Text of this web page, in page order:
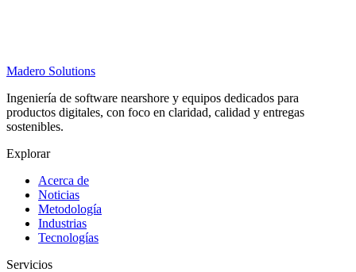
Madero Solutions
Ingeniería de software nearshore y equipos dedicados para
productos digitales, con foco en claridad, calidad y entregas
sostenibles.
Explorar
Acerca de
Noticias
Metodología
Industrias
Tecnologías
Servicios